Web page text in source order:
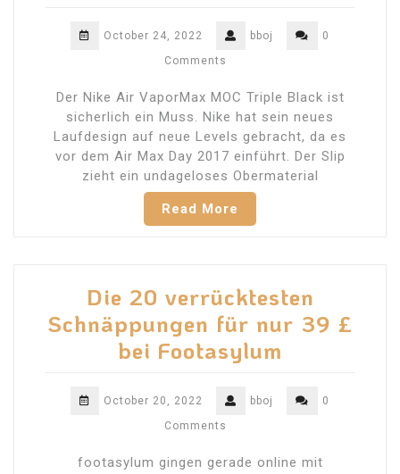
October 24, 2022 bboj
0
Comments
Der Nike Air VaporMax MOC Triple Black ist
sicherlich ein Muss. Nike hat sein neues
Laufdesign auf neue Levels gebracht, da es
vor dem Air Max Day 2017 einführt. Der Slip
zieht ein undageloses Obermaterial
Read More
Die 20 verrücktesten
Schnäppungen für nur 39 £
bei Footasylum
October 20, 2022 bboj
0
Comments
footasylum gingen gerade online mit